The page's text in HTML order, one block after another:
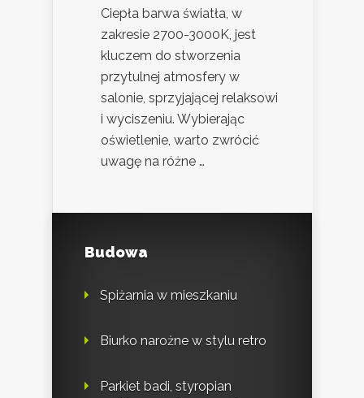
Ciepła barwa światła, w
zakresie 2700-3000K, jest
kluczem do stworzenia
przytulnej atmosfery w
salonie, sprzyjającej relaksowi
i wyciszeniu. Wybierając
oświetlenie, warto zwrócić
uwagę na różne …
Budowa
Spiżarnia w mieszkaniu
Biurko narożne w stylu retro
Parkiet badi, styropian